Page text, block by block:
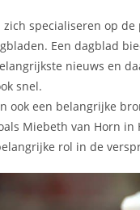
zich specialiseren op
Een dagblad
nieuws en
snel.
ook een belangrijke
Miebeth van Horn in
rol in de